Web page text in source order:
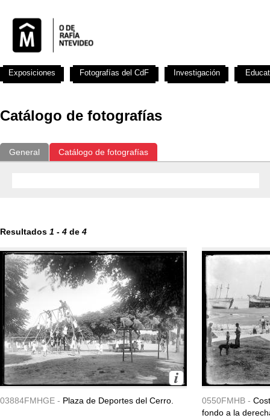
Catálogo de fotografías
General Catálogo de fotografías
Resultados 1 - 4 de 4
03884FMHGE - Plaza de Deportes del Cerro. 0550FMHB -
fondo a la
Exposiciones Fotografías del CdF Investigación